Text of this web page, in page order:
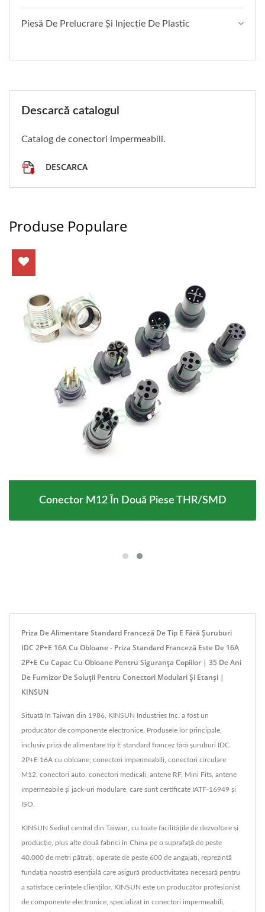
Piesă De Prelucrare Și Injecție De Plastic
Descarcă catalogul
Catalog de conectori impermeabili.
DESCARCA
Produse Populare
Conector M12 În Două Piese THR/SMD
Priza De Alimentare Standard Franceză De Tip E Fără Șuruburi
IDC 2P+E 16A Cu Obloane - Priza Standard Franceză Este De 16A
2P+E Cu Capac Cu Obloane Pentru Siguranța Copiilor | 35 De Ani
De Furnizor De Soluții Pentru Conectori Modulari Și Etanși |
KINSUN
Situată în Taiwan din 1986, KINSUN Industries Inc. a fost un
producător de componente electronice. Produsele lor principale,
inclusiv priză de alimentare tip E standard francez fără șuruburi IDC
2P+E 16A cu obloane, conectori impermeabili, conectori circulare
M12, conectori auto, conectori medicali, antene RF, Mini Fits, antene
impermeabile și jack-uri modulare, care sunt certificate IATF-16949 și
ISO.
KINSUN Sediul central din Taiwan, cu toate facilitățile de dezvoltare și
producție, plus alte două fabrici în China pe o suprafață de peste
40.000 de metri pătrați, operate de peste 600 de angajați, reprezintă
fundația noastră esențială care asigură productivitatea necesară pentru
a satisface cerințele clienților. KINSUN este un producător profesionist
de componente electronice, specializat în conectori impermeabili,